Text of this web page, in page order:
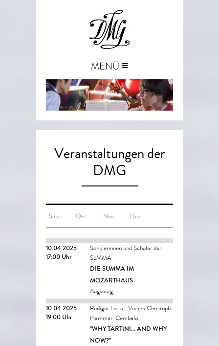
MENÜ ≡
Veranstaltungen der
DMG
Sep Okt Nov Dez
10.04.2025
17:00 Uhr
Schülerinnen und Schüler der
SuMMA
DIE SUMMA IM
MOZARTHAUS
Augsburg
10.04.2025
19:00 Uhr
Rüdiger Lotter, Violine Christoph
Hammer, Cembalo
"WHY TARTINI... AND WHY
NOW?"